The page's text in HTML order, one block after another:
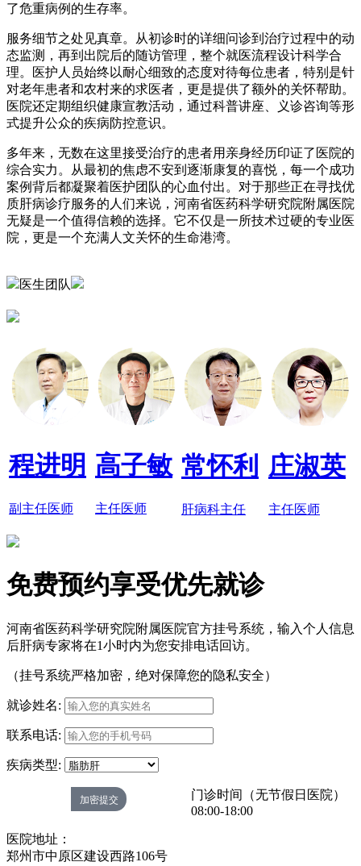
了危重病例的生存率。
服务细节之处见真章。从初诊时的详细问诊到治疗过程中的动
态监测，再到出院后的随访管理，整个就医流程设计科学合
理。医护人员始终以耐心细致的态度对待每位患者，特别是针
对老年患者和农村来的求医者，更是提供了额外的关怀帮助。
医院还定期组织健康宣教活动，通过科普讲座、义诊咨询等形
式提升公众的疾病防控意识。
多年来，无数在这里接受治疗的患者用亲身经历印证了医院的
综合实力。从最初的焦虑不安到逐渐康复的喜悦，每一个成功
案例背后都凝聚着医护团队的心血付出。对于那些正在寻找优
质肝病诊疗服务的人们来说，河南省医药科学研究院附属医院
无疑是一个值得信赖的选择。它不仅是一所技术过硬的专业医
院，更是一个充满人文关怀的生命港湾。
医生团队
程进明
副主任医师
高子敏
主任医师
常怀利
肝病科主任
庄淑英
主任医师
免费预约享受优先就诊
河南省医药科学研究院附属医院官方挂号系统，输入个人信息
后肝病专家将在1小时内为您安排电话回访。
（挂号系统严格加密，绝对保障您的隐私安全）
就诊姓名:
联系电话:
疾病类型:
门诊时间（无节假日医院）
08:00-18:00
医院地址：
郑州市中原区建设西路106号